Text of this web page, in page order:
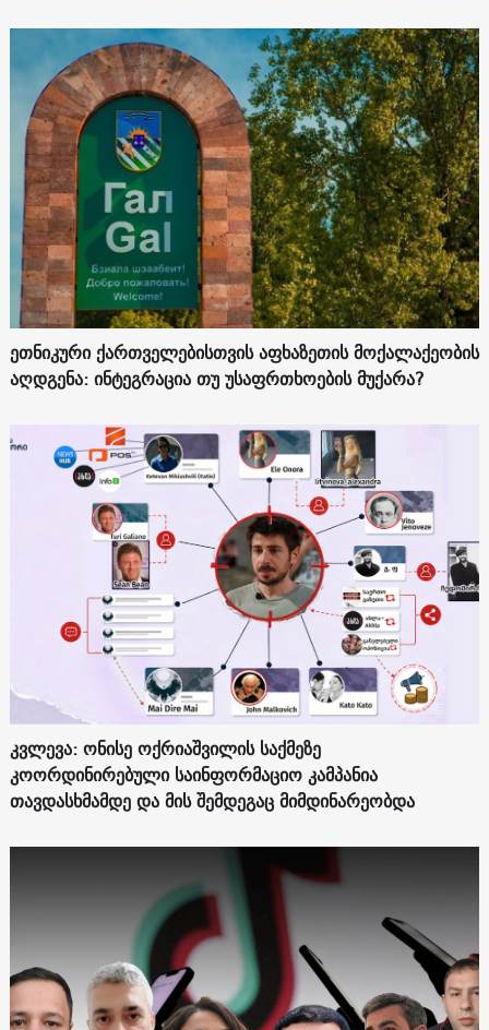
ეთნიკური ქართველებისთვის აფხაზეთის მოქალაქეობის
აღდგენა: ინტეგრაცია თუ უსაფრთხოების მუქარა?
კვლევა: ონისე ოქრიაშვილის საქმეზე
კოორდინირებული საინფორმაციო კამპანია
თავდასხმამდე და მის შემდეგაც მიმდინარეობდა